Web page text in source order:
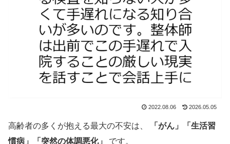
2022.08.06 2026.05.05
高齢者の多くが抱える最大の不安は、
「がん」「生活習
慣病」「突然の体調悪化」
です。